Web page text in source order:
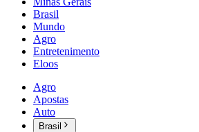
Brasil
Mundo
Agro
Entretenimento
Eloos
Agro
Apostas
Auto
Brasil